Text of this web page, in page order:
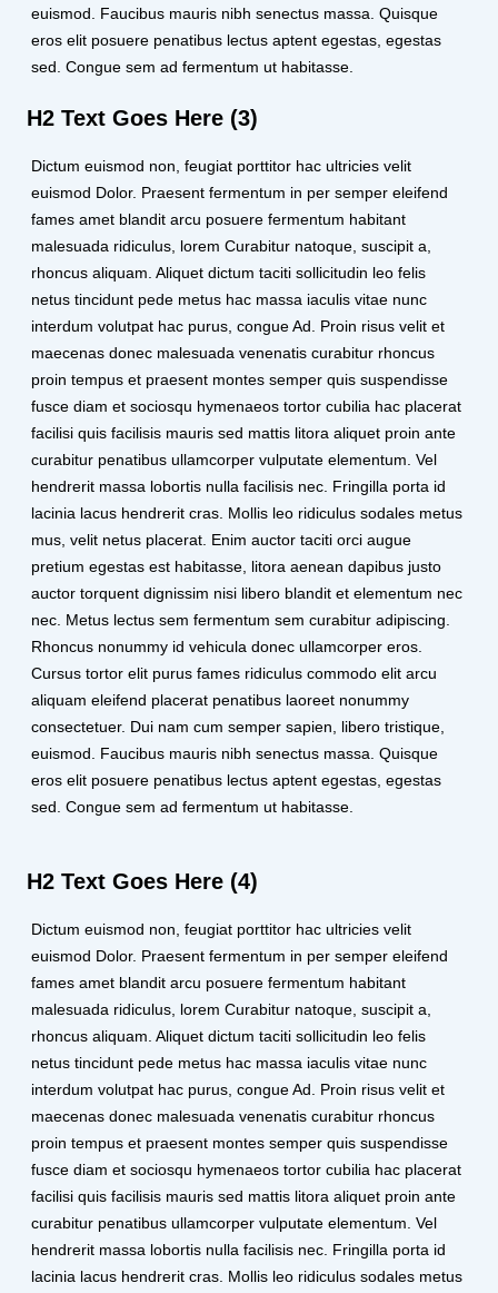
euismod. Faucibus mauris nibh senectus massa. Quisque
eros elit posuere penatibus lectus aptent egestas, egestas
sed. Congue sem ad fermentum ut habitasse.
H2 Text Goes Here (3)
Dictum euismod non, feugiat porttitor hac ultricies velit
euismod Dolor. Praesent fermentum in per semper eleifend
fames amet blandit arcu posuere fermentum habitant
malesuada ridiculus, lorem Curabitur natoque, suscipit a,
rhoncus aliquam. Aliquet dictum taciti sollicitudin leo felis
netus tincidunt pede metus hac massa iaculis vitae nunc
interdum volutpat hac purus, congue Ad. Proin risus velit et
maecenas donec malesuada venenatis curabitur rhoncus
proin tempus et praesent montes semper quis suspendisse
fusce diam et sociosqu hymenaeos tortor cubilia hac placerat
facilisi quis facilisis mauris sed mattis litora aliquet proin ante
curabitur penatibus ullamcorper vulputate elementum. Vel
hendrerit massa lobortis nulla facilisis nec. Fringilla porta id
lacinia lacus hendrerit cras. Mollis leo ridiculus sodales metus
mus, velit netus placerat. Enim auctor taciti orci augue
pretium egestas est habitasse, litora aenean dapibus justo
auctor torquent dignissim nisi libero blandit et elementum nec
nec. Metus lectus sem fermentum sem curabitur adipiscing.
Rhoncus nonummy id vehicula donec ullamcorper eros.
Cursus tortor elit purus fames ridiculus commodo elit arcu
aliquam eleifend placerat penatibus laoreet nonummy
consectetuer. Dui nam cum semper sapien, libero tristique,
euismod. Faucibus mauris nibh senectus massa. Quisque
eros elit posuere penatibus lectus aptent egestas, egestas
sed. Congue sem ad fermentum ut habitasse.
H2 Text Goes Here (4)
Dictum euismod non, feugiat porttitor hac ultricies velit
euismod Dolor. Praesent fermentum in per semper eleifend
fames amet blandit arcu posuere fermentum habitant
malesuada ridiculus, lorem Curabitur natoque, suscipit a,
rhoncus aliquam. Aliquet dictum taciti sollicitudin leo felis
netus tincidunt pede metus hac massa iaculis vitae nunc
interdum volutpat hac purus, congue Ad. Proin risus velit et
maecenas donec malesuada venenatis curabitur rhoncus
proin tempus et praesent montes semper quis suspendisse
fusce diam et sociosqu hymenaeos tortor cubilia hac placerat
facilisi quis facilisis mauris sed mattis litora aliquet proin ante
curabitur penatibus ullamcorper vulputate elementum. Vel
hendrerit massa lobortis nulla facilisis nec. Fringilla porta id
lacinia lacus hendrerit cras. Mollis leo ridiculus sodales metus